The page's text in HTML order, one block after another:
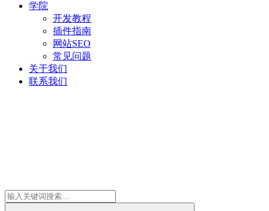
学院
开发教程
插件指南
网站SEO
常见问题
关于我们
联系我们